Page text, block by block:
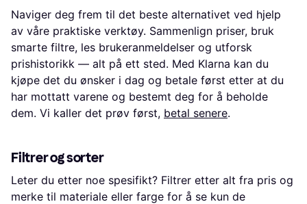
Naviger deg frem til det beste alternativet ved hjelp
av våre praktiske verktøy. Sammenlign priser, bruk
smarte filtre, les brukeranmeldelser og utforsk
prishistorikk — alt på ett sted. Med Klarna kan du
kjøpe det du ønsker i dag og betale først etter at du
har mottatt varene og bestemt deg for å beholde
dem. Vi kaller det prøv først, betal senere.
Filtrer og sorter
Leter du etter noe spesifikt? Filtrer etter alt fra pris og
merke til materiale eller farge for å se kun de